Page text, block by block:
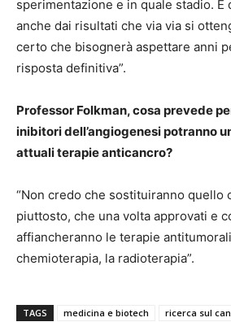
sperimentazione e in quale stadio. E
anche dai risultati che via via si
certo che bisognerà aspettare anni
risposta definitiva”.
Professor Folkman, cosa prevede
inibitori dell’angiogenesi potranno
attuali terapie anticancro?
“Non credo che sostituiranno quello
piuttosto, che una volta approvati e
affiancheranno le terapie
chemioterapia, la radioterapia”.
TAGS medicina e biotech ricerca sul